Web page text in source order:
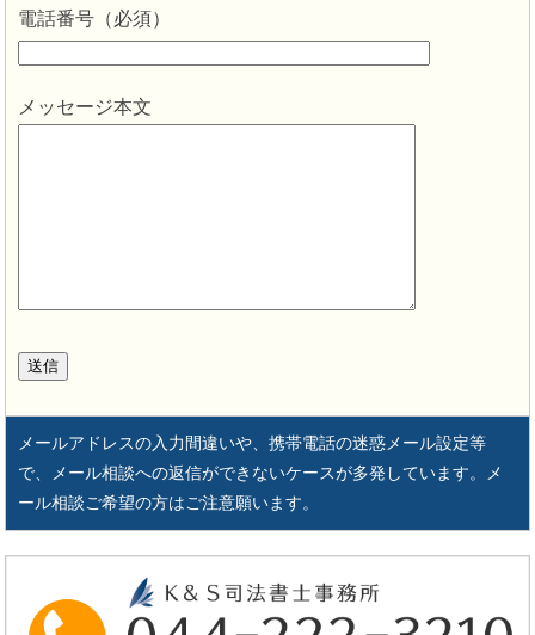
電話番号（必須）
メッセージ本文
メールアドレスの入力間違いや、携帯電話の迷惑メール設定等
で、メール相談への返信ができないケースが多発しています。メ
ール相談ご希望の方はご注意願います。